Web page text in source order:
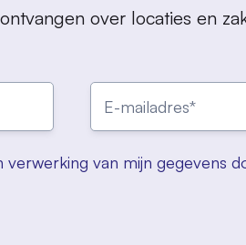
over locaties en
van mijn gegevens